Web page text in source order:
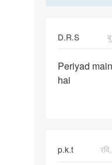
D.R.S
Periyad
main
Periyad
hai
p.k.t